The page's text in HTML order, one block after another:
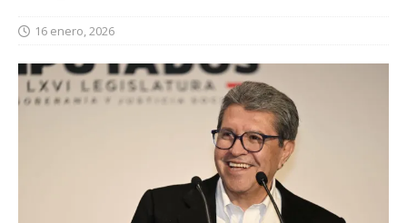
16 enero, 2026